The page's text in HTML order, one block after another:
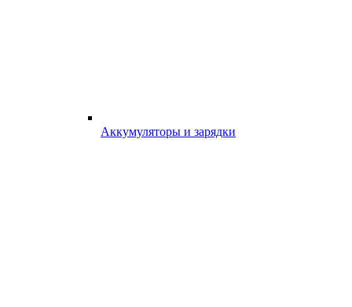
Аккумуляторы и зарядки